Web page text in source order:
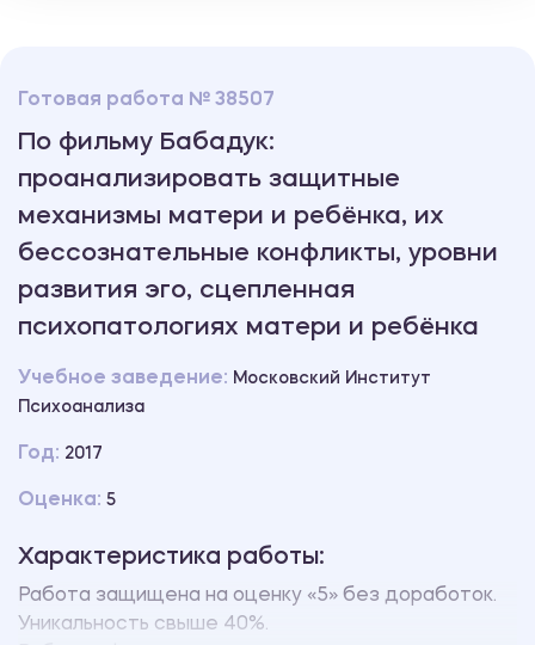
Готовая работа № 38507
По фильму Бабадук:
проанализировать защитные
механизмы матери и ребёнка, их
бессознательные конфликты, уровни
развития эго, сцепленная
психопатологиях матери и ребёнка
Учебное заведение: Московский Институт
Психоанализа
Год: 2017
Оценка: 5
Характеристика работы:
Работа защищена на оценку «5» без доработок.
Уникальность свыше 40%.